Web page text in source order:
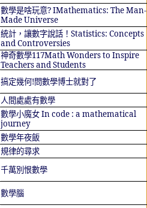
數學是啥玩意? IMathematics: The Man-
Made Universe
統計，讓數字說話！ Statistics: Concepts
and Controversies
神奇數學117Math Wonders to Inspire
Teachers and Students
搞定幾何!問數學博士就對了
人間處處有數學
數學小魔女In code : a mathematical
journey
數學年夜飯
規律的尋求
千萬別恨數學
數學腦